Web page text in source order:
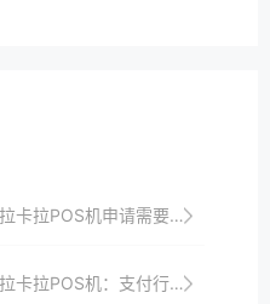
拉卡拉POS机申请需要哪些材料？详细清单
拉卡拉POS机：支付行业的领军品牌